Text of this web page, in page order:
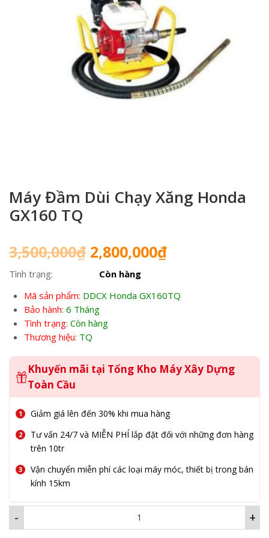
Máy Đầm Dùi Chạy Xăng Honda
GX160 TQ
3,500,000₫ Giá
gốc
là:
3,500,000₫.
2,800,000₫Giá
là:
2,800,000₫.
Tình trạng:
Còn hàng
Mã sản phẩm: DDCX Honda GX160TQ
Bảo hành: 6 Tháng
Tình trạng: Còn hàng
Thương hiệu: TQ
Khuyến mãi tại Tổng Kho Máy Xây Dựng
Toàn Cầu
Giảm giá lên đến 30% khi mua hàng
Tư vấn 24/7 và MIỄN PHÍ lắp đặt đối với những đơn hàng
trên 10tr
Vận chuyển miễn phí các loại máy móc, thiết bị trong bán
kính 15km
+
-